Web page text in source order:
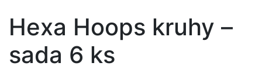
Hexa Hoops kruhy –
sada 6 ks